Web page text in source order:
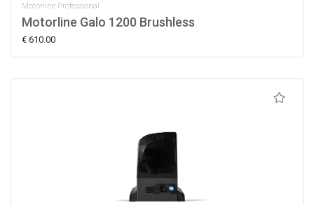
Motorline Professional
Motorline Galo 1200 Brushless
€ 610.00